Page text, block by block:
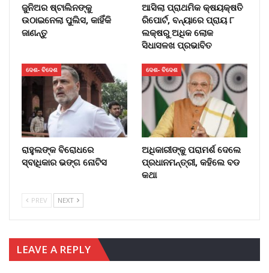
ଜୁନିଅର ଷ୍ଟାଲିନଙ୍କୁ
ଉଠାଇନେଲା ପୁଲିସ, କାହିଁକି
ଜାଣନ୍ତୁ
ଆସିଲା ପ୍ରାଥମିକ କ୍ଷୟକ୍ଷତି
ରିପୋର୍ଟ, ବନ୍ୟାରେ ପ୍ରାୟ ୮
ଲକ୍ଷରୁ ଅଧିକ ଲୋକ
ସିଧାସଳଖ ପ୍ରଭାବିତ
ଦେଶ- ବିଦେଶ
ରାହୁଲଙ୍କ ବିରୋଧରେ
ସ୍ବାଧିକାର ଭଙ୍ଗ ନୋଟିସ
ଦେଶ- ବିଦେଶ
ଅଧିକାରୀଙ୍କୁ ପରାମର୍ଶ ଦେଲେ
ପ୍ରଧାନମନ୍ତ୍ରୀ, କହିଲେ ବଡ
କଥା
PREV NEXT
LEAVE A REPLY